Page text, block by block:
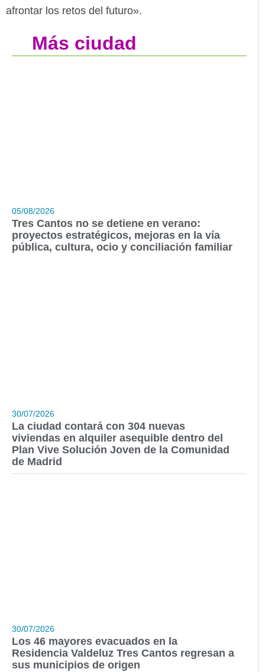
afrontar los retos del futuro».
Más ciudad
05/08/2026
Tres Cantos no se detiene en verano:
proyectos estratégicos, mejoras en la vía
pública, cultura, ocio y conciliación familiar
30/07/2026
La ciudad contará con 304 nuevas
viviendas en alquiler asequible dentro del
Plan Vive Solución Joven de la Comunidad
de Madrid
30/07/2026
Los 46 mayores evacuados en la
Residencia Valdeluz Tres Cantos regresan a
sus municipios de origen